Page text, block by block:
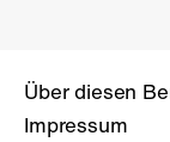
Über diesen
Impressum